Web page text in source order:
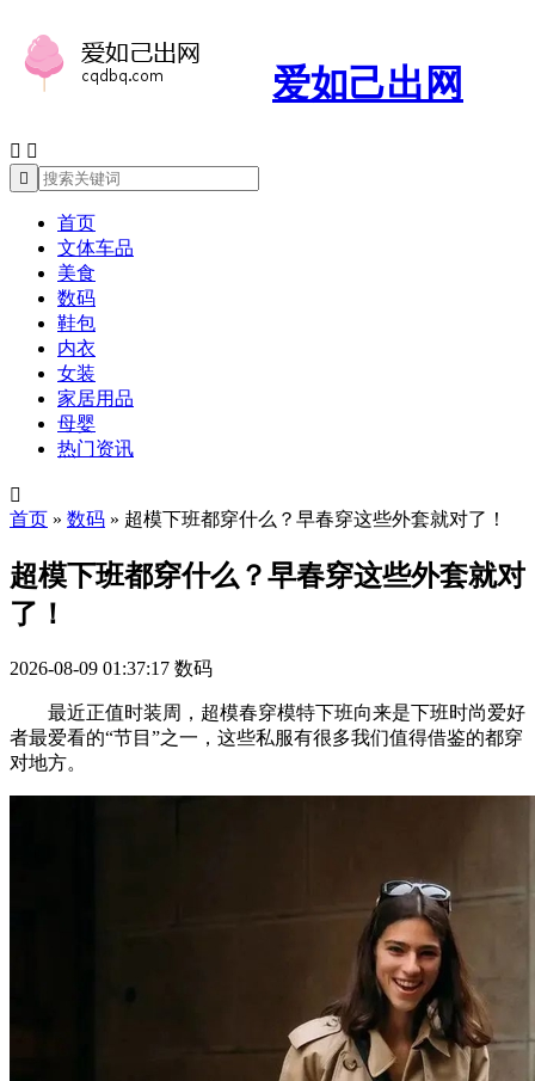
爱如己出网
 

首页
文体车品
美食
数码
鞋包
内衣
女装
家居用品
母婴
热门资讯

首页 » 数码 » 超模下班都穿什么？早春穿这些外套就对了！
超模下班都穿什么？早春穿这些外套就对
了！
2026-08-09 01:37:17 数码
最近正值时装周，超模春穿模特下班向来是下班时尚爱好
者最爱看的“节目”之一，这些私服有很多我们值得借鉴的都穿
对地方。